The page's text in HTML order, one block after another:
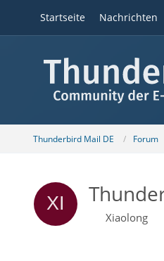
Startseite Nachrichten
Thunderbird Mail DE Forum
Xiaolong